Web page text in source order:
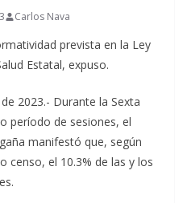
Carlos Nava
prevista en la Ley
Estatal, expuso.
2023.- Durante la Sexta
período de sesiones, el
manifestó que, según
censo, el 10.3% de las y los